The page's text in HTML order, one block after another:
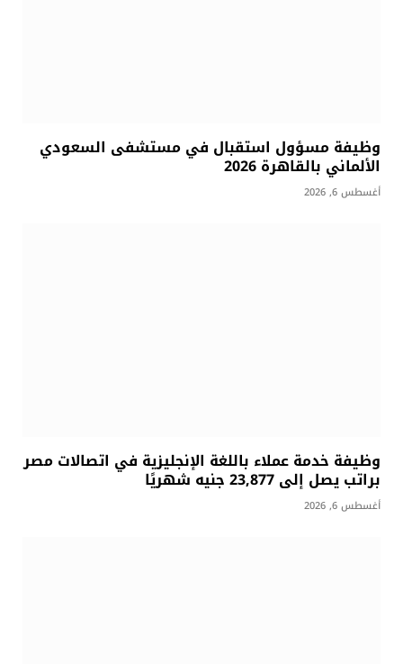
وظيفة مسؤول استقبال في مستشفى السعودي
الألماني بالقاهرة 2026
أغسطس 6, 2026
وظيفة خدمة عملاء باللغة الإنجليزية في اتصالات مصر
براتب يصل إلى 23,877 جنيه شهريًا
أغسطس 6, 2026